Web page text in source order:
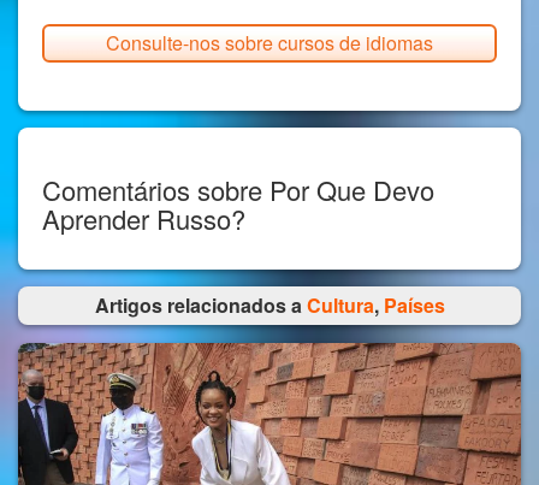
Consulte-nos sobre cursos de idiomas
Comentários sobre Por Que Devo
Aprender Russo?
Artigos relacionados aCultura, Países